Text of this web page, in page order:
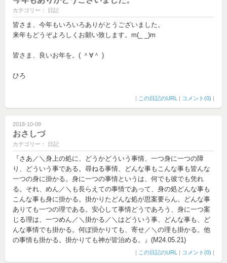
カテゴリー： 日記
皆さま、今年もいろいろありがとうございました。
来年もどうぞよろしくお願い致します。m(_ _)m
皆さま、良いお年を。( ＾∀＾ )
ひろ
| この日記のURL | コメント(0) |
2018-10-09
おさしづ
カテゴリー： 日記
『さあ／＼身上の処に、どうかどういう事情、一つ身に一つの障
り、どういう事である。尋ねる事情、どんな事もこんな事も皆んな
一つの身に掛かる。身に一つの事情というは、何でも彼でも凭れ
る。それ、めん／＼も長らえての事情であって、身の処どんな事も
こんな事も身に掛かる。掛かりたどんな処が思案要らん。どんな事
ありても一つの理である。安心して事情どうであろう、身に一つ案
じる理は、一つめん／＼掛かる／＼はどういう事、どんな事も、ど
んな事情でも掛かる。何ぼ掛かりても、寄せ／＼の理も掛かる。他
の事情も掛かる。掛かりても神が皆治める。』(M24.05.21)
| この日記のURL | コメント(0) |